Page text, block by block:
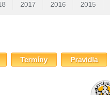
2017 2016 2015
Termíny Pravidla